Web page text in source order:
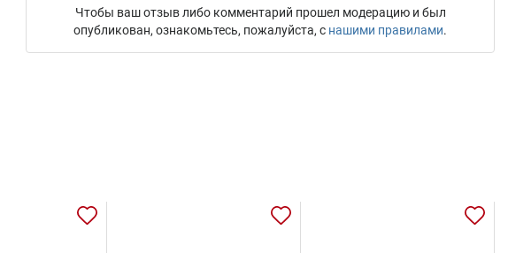
Чтобы ваш отзыв либо комментарий прошел модерацию и был
опубликован, ознакомьтесь, пожалуйста, с нашими правилами.